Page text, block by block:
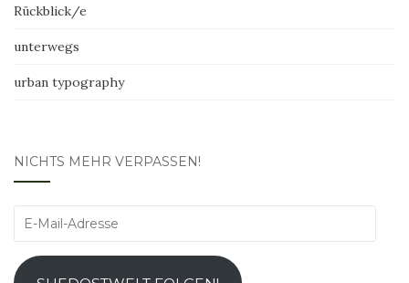
Rückblick/e
unterwegs
urban typography
NICHTS MEHR VERPASSEN!
E-
Adresse